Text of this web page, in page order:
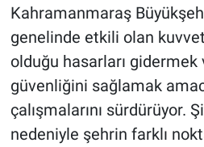
Kahramanmaraş
genelinde etkili olan
olduğu hasarları gidermek
güvenliğini sağlamak
çalışmalarını sürdürüyor.
nedeniyle şehrin farklı